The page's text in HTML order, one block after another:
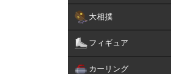
大相撲
フィギュア
カーリング